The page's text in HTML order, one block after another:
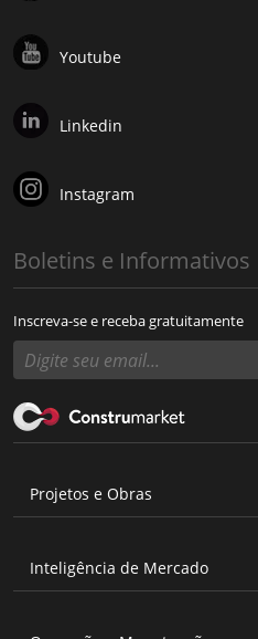
Youtube
Linkedin
Instagram
Boletins e Informativos
Inscreva-se e receba gratuitamente
Projetos e Obras
Inteligência de Mercado